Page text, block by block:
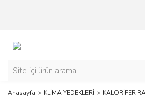
Anasayfa KLİMA YEDEKLERİ KALORİFER